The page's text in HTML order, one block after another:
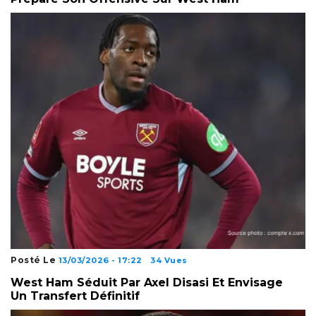
Posté Le 13/03/2026 - 17:22 34 Vues
West Ham Séduit Par Axel Disasi Et Envisage
Un Transfert Définitif